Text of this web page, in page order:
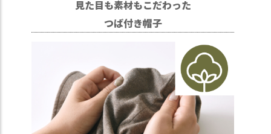
見た目も素材もこだわった
つば付き帽子